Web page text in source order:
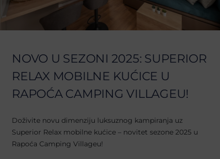
NOVO U SEZONI 2025: SUPERIOR
RELAX MOBILNE KUĆICE U
RAPOĆA CAMPING VILLAGEU!
Doživite novu dimenziju luksuznog kampiranja uz
Superior Relax mobilne kućice – novitet sezone 2025 u
Rapoća Camping Villageu!